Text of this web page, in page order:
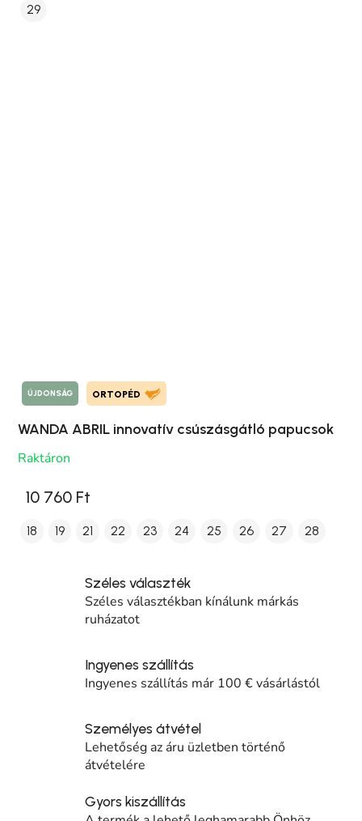
29
ÚJDONSÁG ORTOPÉD
WANDA ABRIL innovatív csúszásgátló papucsok
Raktáron
10 760 Ft
18 19 21 22 23 24 25 26 27 28
Széles választék
Széles választékban kínálunk márkás
ruházatot
Ingyenes szállítás
Ingyenes szállítás már 100 € vásárlástól
Személyes átvétel
Lehetőség az áru üzletben történő
átvételére
Gyors kiszállítás